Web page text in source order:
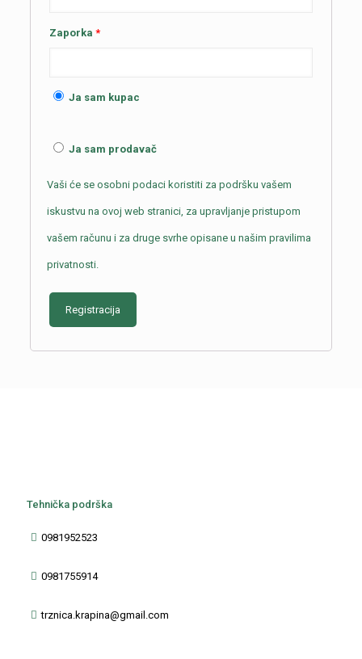
Zaporka *
Ja sam kupac
Ja sam prodavač
Vaši će se osobni podaci koristiti za podršku vašem
iskustvu na ovoj web stranici, za upravljanje pristupom
vašem računu i za druge svrhe opisane u našim pravilima
privatnosti.
Registracija
Tehnička podrška
0981952523
0981755914
trznica.krapina@gmail.com